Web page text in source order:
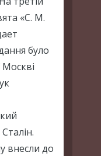
«С. М.
було
Москві
внесли до